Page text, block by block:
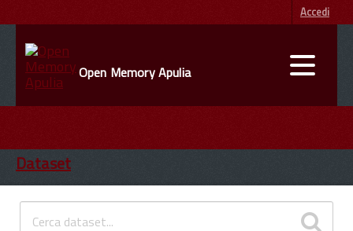
Accedi
Open Memory Apulia
ENTI
INFORMAZIONI
Dataset